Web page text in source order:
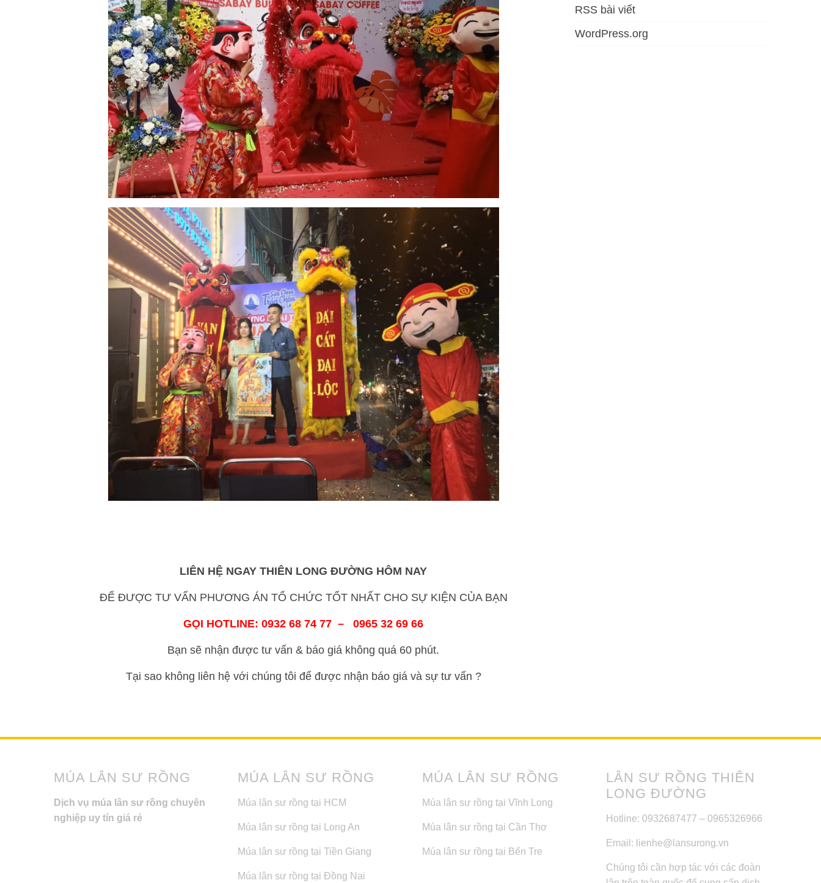
LIÊN HỆ NGAY THIÊN LONG ĐƯỜNG HÔM NAY
ĐỂ ĐƯỢC TƯ VẤN PHƯƠNG ÁN TỔ CHỨC TỐT NHẤT CHO SỰ KIỆN CỦA BẠN
GỌI HOTLINE: 0932 68 74 77 – 0965 32 69 66
Bạn sẽ nhận được tư vấn & báo giá không quá 60 phút.
Tại sao không liên hệ với chúng tôi để được nhận báo giá và sự tư vấn ?
RSS bài viết
WordPress.org
MÚA LÂN SƯ RỒNG
Dịch vụ múa lân sư rồng chuyên
nghiệp uy tín giá rẻ
MÚA LÂN SƯ RỒNG
Múa lân sư rồng tại HCM
Múa lân sư rồng tại Long An
Múa lân sư rồng tại Tiền Giang
Múa lân sư rồng tại Đồng Nai
MÚA LÂN SƯ RỒNG
Múa lân sư rồng tại Vĩnh Long
Múa lân sư rồng tại Cần Thơ
Múa lân sư rồng tại Bến Tre
LÂN SƯ RỒNG THIÊN
LONG ĐƯỜNG
Hotline: 0932687477 – 0965326966
Email: lienhe@lansurong.vn
Chúng tôi cần hợp tác với các đoàn